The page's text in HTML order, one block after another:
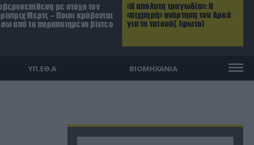
«Η απόλυτη τραγωδία»: Η
«αιχμηρή» ανάρτηση του Αρκά
για τα τατουάζ (φωτο)
με στόχο τον
Μερτς – Ποιοι κρύβονται
από το παραποιημένο βίντεο
ΥΠ.ΕΘ.Α ΒΙΟΜΗΧΑΝΙΑ